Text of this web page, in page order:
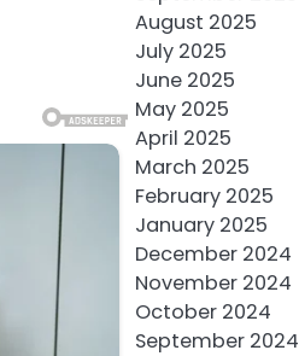
August 2025
July 2025
June 2025
May 2025
April 2025
March 2025
February 2025
January 2025
December 2024
November 2024
October 2024
September 2024